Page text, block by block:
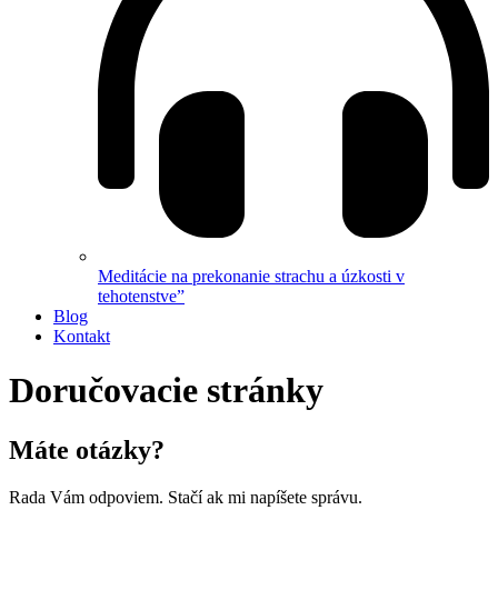
Meditácie na prekonanie strachu a úzkosti v
tehotenstve”
Blog
Kontakt
Doručovacie stránky
Máte otázky?
Rada Vám odpoviem. Stačí ak mi napíšete správu.